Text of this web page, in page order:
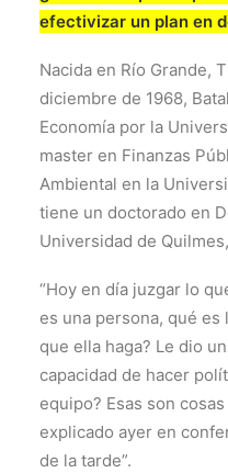
efectivizar un plan en
Nacida en Río Grande,
diciembre de 1968,
Economía por la
master en Finanzas
Ambiental en la
tiene un doctorado en
Universidad de
“Hoy en día juzgar lo
es una persona, qué
que ella haga? Le dio
capacidad de hacer
equipo? Esas son
explicado ayer en
de la tarde”.